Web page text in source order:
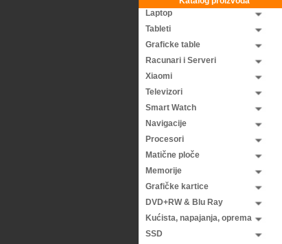
Laptop
Tableti
Graficke table
Racunari i Serveri
Xiaomi
Televizori
Smart Watch
Navigacije
Procesori
Matične ploče
Memorije
Grafičke kartice
DVD+RW & Blu Ray
Kućista, napajanja, oprema
SSD